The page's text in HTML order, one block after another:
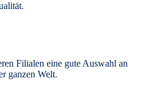
Filialen eine gute Auswahl an
ganzen Welt.